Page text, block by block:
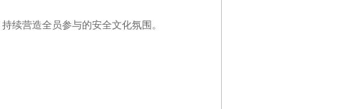
营造全员参与的安全文化氛围。